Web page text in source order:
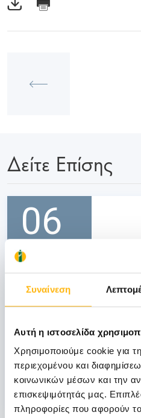
Συναίνεση
Αυτή η ιστοσελίδα
Χρησιμοποιούμε cookie για
περιεχομένου και
κοινωνικών μέσων και την
επισκεψιμότητάς μας.
πληροφορίες που αφορούν
Δείτε Επίσης
06
Νοεμβρίου
06 - 07 ΝΟΕ
ΓΕΝΙΚΗ ΚΛΙΝΙΚΗ
ΙΑΣΩ Γενική Κλινική:
Διημερίδα
νεοπλασίες
Θεραπευτικά
δεδομένα από το
Μάθετε Περισσότερα